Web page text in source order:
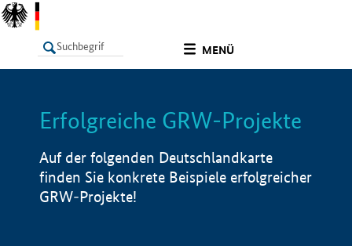
MENÜ
LISTE Info
Erfolgreiche GRW-Projekte
Auf der folgenden Deutschlandkarte
finden Sie konkrete Beispiele erfolgreicher
GRW-Projekte!